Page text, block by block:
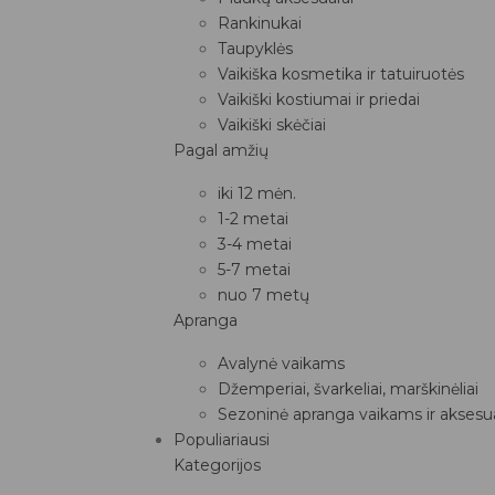
Rankinukai
Taupyklės
Vaikiška kosmetika ir tatuiruotės
Vaikiški kostiumai ir priedai
Vaikiški skėčiai
Pagal amžių
iki 12 mėn.
1-2 metai
3-4 metai
5-7 metai
nuo 7 metų
Apranga
Avalynė vaikams
Džemperiai, švarkeliai, marškinėliai
Sezoninė apranga vaikams ir
Populiariausi
Kategorijos